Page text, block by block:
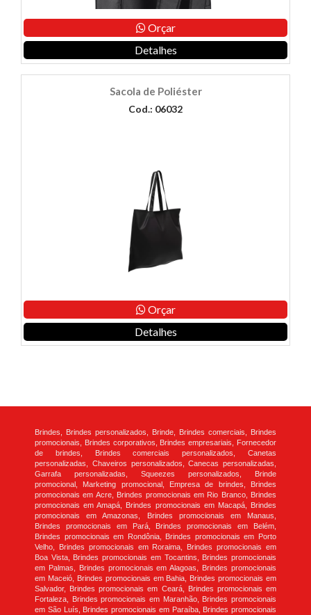
Orçar
Detalhes
Sacola de Poliéster
Cod.: 06032
Orçar
Detalhes
Brindes, Brindes personalizados, Brinde, Brindes comerciais, Brindes
promocionais, Brindes corporativos, Brindes empresariais, Fornecedor
de brindes, Brindes comerciais personalizados, Canetas
personalizadas, Chaveiros personalizados, Canecas personalizadas,
Garrafa personalizadas, Squeezes personalizados, Brinde
promocional, Marketing promocional, Empresa de brindes, Brindes
promocionais em Acre, Brindes promocionais em Rio Branco, Brindes
promocionais em Amapá, Brindes promocionais em Macapá, Brindes
promocionais em Amazonas, Brindes promocionais em Manaus,
Brindes promocionais em Pará, Brindes promocionais em Belém,
Brindes promocionais em Rondônia, Brindes promocionais em Porto
Velho, Brindes promocionais em Roraima, Brindes promocionais em
Boa Vista, Brindes promocionais em Tocantins, Brindes promocionais
em Palmas, Brindes promocionais em Alagoas, Brindes promocionais
em Maceió, Brindes promocionais em Bahia, Brindes promocionais em
Salvador, Brindes promocionais em Ceará, Brindes promocionais em
Fortaleza, Brindes promocionais em Maranhão, Brindes promocionais
em São Luís, Brindes promocionais em Paraíba, Brindes promocionais